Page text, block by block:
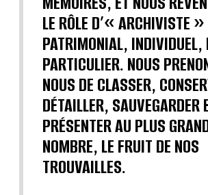
LE RÔLE D’« ARCHIVISTE »
PATRIMONIAL, INDIVIDUEL,
PARTICULIER. NOUS
NOUS DE CLASSER,
DÉTAILLER, SAUVEGARDER
PRÉSENTER AU PLUS
NOMBRE, LE FRUIT DE NOS
TROUVAILLES.